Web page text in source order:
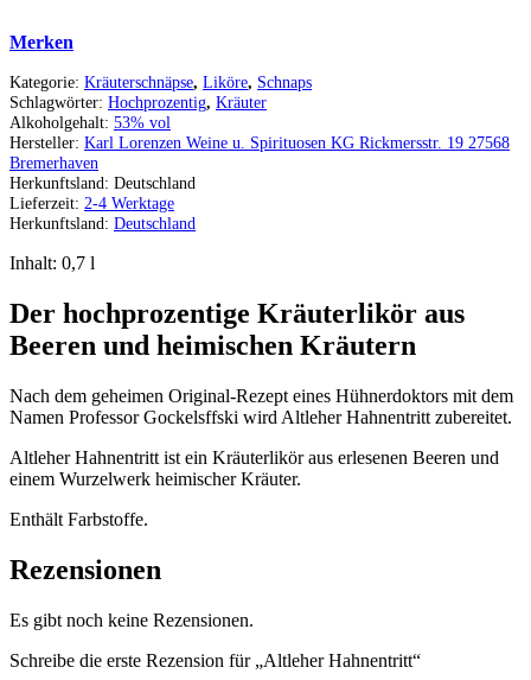
Merken
Kategorie: Kräuterschnäpse, Liköre, Schnaps
Schlagwörter: Hochprozentig, Kräuter
Alkoholgehalt: 53% vol
Hersteller: Karl Lorenzen Weine u. Spirituosen KG Rickmersstr. 19 27568
Bremerhaven
Herkunftsland: Deutschland
Lieferzeit: 2-4 Werktage
Herkunftsland: Deutschland
Inhalt: 0,7 l
Der hochprozentige Kräuterlikör aus
Beeren und heimischen Kräutern
Nach dem geheimen Original-Rezept eines Hühnerdoktors mit dem
Namen Professor Gockelsffski wird Altleher Hahnentritt zubereitet.
Altleher Hahnentritt ist ein Kräuterlikör aus erlesenen Beeren und
einem Wurzelwerk heimischer Kräuter.
Enthält Farbstoffe.
Rezensionen
Es gibt noch keine Rezensionen.
Schreibe die erste Rezension für „Altleher Hahnentritt“